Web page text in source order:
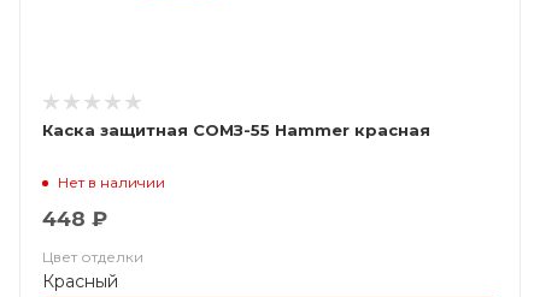
Каска защитная СОМЗ-55 Hammer красная
Нет в наличии
448 ₽
Цвет отделки
Красный